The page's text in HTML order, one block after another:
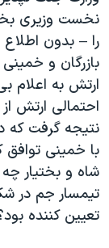
نخست وزیری
را – بدون اطلاع
بازرگان و
ارتش به اعلام
احتمالی ارتش
نتیجه گرفت که
با خمینی توافق
شاه و بختیار
تیمسار جم در
تعیین کننده